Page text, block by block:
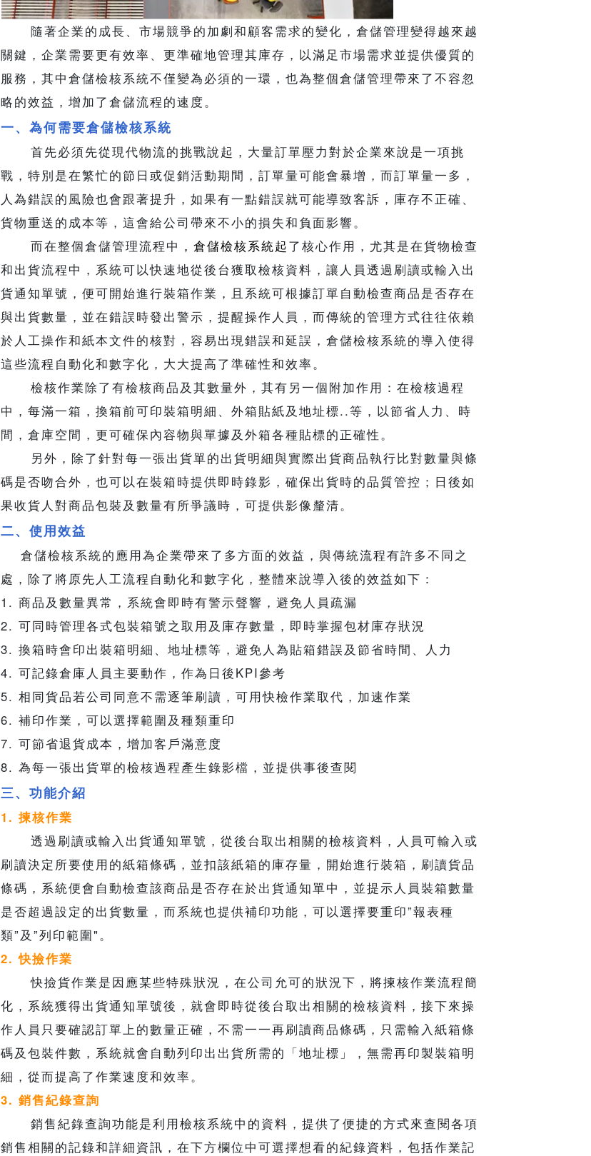
隨著企業的成長、市場競爭的加劇和顧客需求的變化，倉儲管理變得越來越
關鍵，企業需要更有效率、更準確地管理其庫存，以滿足市場需求並提供優質的
服務，其中倉儲檢核系統不僅變為必須的一環，也為整個倉儲管理帶來了不容忽
略的效益，增加了倉儲流程的速度。
一、為何需要倉儲檢核系統
首先必須先從現代物流的挑戰說起，大量訂單壓力對於企業來說是一項挑
戰，特別是在繁忙的節日或促銷活動期間，訂單量可能會暴增，而訂單量一多，
人為錯誤的風險也會跟著提升，如果有一點錯誤就可能導致客訴，庫存不正確、
貨物重送的成本等，這會給公司帶來不小的損失和負面影響。
而在整個倉儲管理流程中 ，倉儲檢核系統起了核心作用，尤其是在貨物檢查
和出貨流程中，系統可以快速地從後台獲取檢核資料，讓人員透過刷讀或輸入出
貨通知單號，便可開始進行裝箱作業，且系統可根據訂單自動檢查商品是否存在
與出貨數量，並在錯誤時發出警示，提醒操作人員，而傳統的管理方式往往依賴
於人工操作和紙本文件的核對，容易出現錯誤和延誤，倉儲檢核系統的導入使得
這些流程自動化和數字化，大大提高了準確性和效率。
檢核作業除了有檢核商品及其數量外，其有另一個附加作用：在檢核過程
中，每滿一箱，換箱前可印裝箱明細、外箱貼紙及地址標..等，以節省人力、時
間，倉庫空間，更可確保內容物與單據及外箱各種貼標的正確性。
另外，除了針對每一張出貨單的出貨明細與實際出貨商品執行比對數量與條
碼是否吻合外，也可以在裝箱時提供即時錄影，確保出貨時的品質管控；日後如
果收貨人對商品包裝及數量有所爭議時，可提供影像釐清。
二、使用效益
倉儲檢核系統的應用為企業帶來了多方面的效益，與傳統流程有許多不同之
處，除了將原先人工流程自動化和數字化，整體來說導入後的效益如下：
1. 商品及數量異常，系統會即時有警示聲響，避免人員疏漏
2. 可同時管理各式包裝箱號之取用及庫存數量，即時掌握包材庫存狀況
3. 換箱時會印出裝箱明細、地址標等，避免人為貼箱錯誤及節省時間、人力
4. 可記錄倉庫人員主要動作，作為日後KPI參考
5. 相同貨品若公司同意不需逐筆刷讀，可用快檢作業取代，加速作業
6. 補印作業，可以選擇範圍及種類重印
7. 可節省退貨成本，增加客戶滿意度
8. 為每一張出貨單的檢核過程產生錄影檔，並提供事後查閱
三、功能介紹
1. 揀核作業
透過刷讀或輸入出貨通知單號，從後台取出相關的檢核資料，人員可輸入或
刷讀決定所要使用的紙箱條碼，並扣該紙箱的庫存量，開始進行裝箱，刷讀貨品
條碼，系統便會自動檢查該商品是否存在於出貨通知單中，並提示人員裝箱數量
是否超過設定的出貨數量，而系統也提供補印功能，可以選擇要重印”報表種
類”及”列印範圍"。
2. 快撿作業
快撿貨作業是因應某些特殊狀況，在公司允可的狀況下，將揀核作業流程簡
化，系統獲得出貨通知單號後，就會即時從後台取出相關的檢核資料，接下來操
作人員只要確認訂單上的數量正確，不需一一再刷讀商品條碼，只需輸入紙箱條
碼及包裝件數，系統就會自動列印出出貨所需的「地址標」，無需再印製裝箱明
細，從而提高了作業速度和效率。
3. 銷售紀錄查詢
銷售紀錄查詢功能是利用檢核系統中的資料，提供了便捷的方式來查閱各項
銷售相關的記錄和詳細資訊，在下方欄位中可選擇想看的紀錄資料，包括作業記